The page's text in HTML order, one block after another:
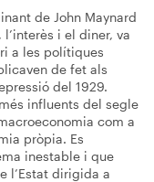
de John Maynard
l’interès i el diner, va
a les polítiques
de fet als
del 1929.
influents del segle
com a
pròpia. Es
inestable i que
l’Estat dirigida a